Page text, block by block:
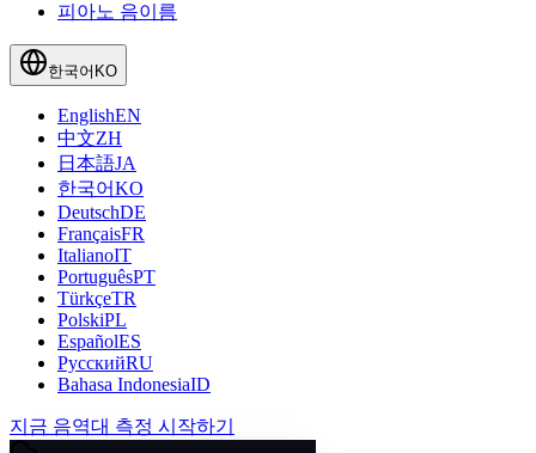
피아노 음이름
한국어 KO
EnglishEN
中文ZH
日本語JA
한국어KO
DeutschDE
FrançaisFR
ItalianoIT
PortuguêsPT
TürkçeTR
PolskiPL
EspañolES
РусскийRU
Bahasa IndonesiaID
지금 음역대 측정 시작하기